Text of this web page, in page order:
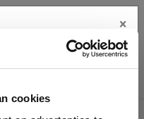
cookies
×